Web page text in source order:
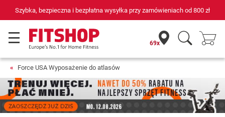
Szybka, bezpieczna i bezpłatna wysyłka przy zamówieniach od 800 zł
69x
Force USA Wyposażenie do atlasów